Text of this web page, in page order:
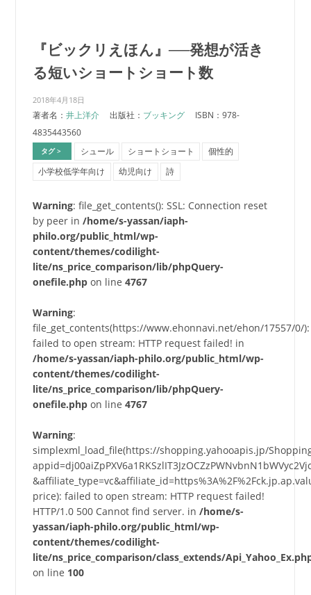
『ビックリえほん』──発想が活き
る短いショートショート数
2018年4月18日
著者名： 井上洋介 出版社： ブッキング
ISBN：978-
4835443560
タグ > シュール ショートショート
個性的
小学校低学年向け
幼児向け 詩
Warning: file_get_contents(): SSL: Connection reset
by peer in /home/s-yassan/iaph-
philo.org/public_html/wp-
content/themes/codilight-
lite/ns_price_comparison/lib/phpQuery-
onefile.phpon line 4767
Warning:
file_get_contents(https://www.ehonnavi.net/ehon/17557/0/):
failed to open stream: HTTP request failed! in
/home/s-yassan/iaph-philo.org/public_html/wp-
content/themes/codilight-
lite/ns_price_comparison/lib/phpQuery-
onefile.phpon line 4767
Warning:
simplexml_load_file(https://shopping.yahooapis.jp/
price): failed to open stream: HTTP request failed!
HTTP/1.0 500 Cannot find server. in /home/s-
yassan/iaph-philo.org/public_html/wp-
content/themes/codilight-
lite/ns_price_comparison/class_extends/
on line 100